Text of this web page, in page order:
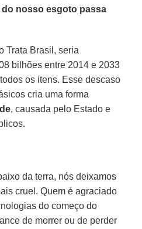
do nosso esgoto passa
Trata Brasil, seria
bilhões entre 2014 e 2033
os itens. Esse descaso
cria uma forma
, causada pelo Estado e
da terra, nós deixamos
cruel. Quem é agraciado
do começo do
de morrer ou de perder